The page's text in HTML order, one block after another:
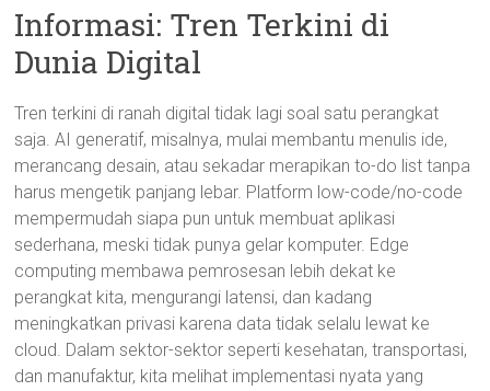
Informasi: Tren Terkini di
Dunia Digital
Tren terkini di ranah digital tidak lagi soal satu perangkat
saja. AI generatif, misalnya, mulai membantu menulis ide,
merancang desain, atau sekadar merapikan to-do list tanpa
harus mengetik panjang lebar. Platform low-code/no-code
mempermudah siapa pun untuk membuat aplikasi
sederhana, meski tidak punya gelar komputer. Edge
computing membawa pemrosesan lebih dekat ke
perangkat kita, mengurangi latensi, dan kadang
meningkatkan privasi karena data tidak selalu lewat ke
cloud. Dalam sektor-sektor seperti kesehatan, transportasi,
dan manufaktur, kita melihat implementasi nyata yang